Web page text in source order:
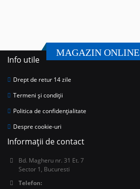
MAGAZIN ONLINE
Info utile
Drept de retur 14 zile
Termeni și condiții
Politica de confidențialitate
Despre cookie-uri
Informații de contact
Bd. Magheru nr. 31 Et. 7
Sector 1, Bucuresti
Telefon: